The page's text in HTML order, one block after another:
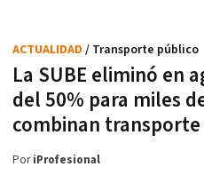
La SUBE eliminó en
del 50% para miles
combinan transporte
ACTUALIDAD / Transporte público
PoriProfesional